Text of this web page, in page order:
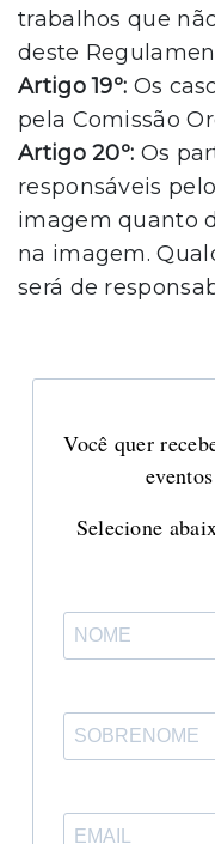
trabalhos que
deste
Artigo 19º: Os
pela Comissão
Artigo 20º: Os
responsáveis
imagem quanto
na imagem.
será de
Você quer
Selecione